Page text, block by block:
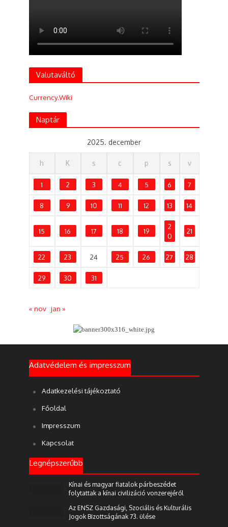
Valutaváltó
Currency.Wiki
Naptár
2025. december
h K s c p s v
1 2 3 4 5 6 7
8 9 10 11 12 13 14
15 16 17 18 19
2
0
21
22 23 24 25 26 27 28
29 30 31
« nov jan »
Adatvédelem és impresszum
Adatkezelési tájékoztató
Főoldal
Impresszum
Kapcsolat
Legnépszerűbb
Kínai és magyar fiatalok párbeszédet
folytattak a kínai civilizáció vonzerejéről
Az ENSZ Gazdasági, Szociális és Kulturális
Jogok Bizottságának 73. ülése